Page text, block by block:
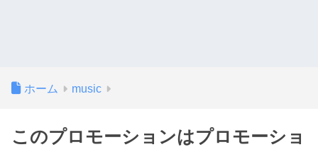
ホーム music
このプロモーションはプロモーショ